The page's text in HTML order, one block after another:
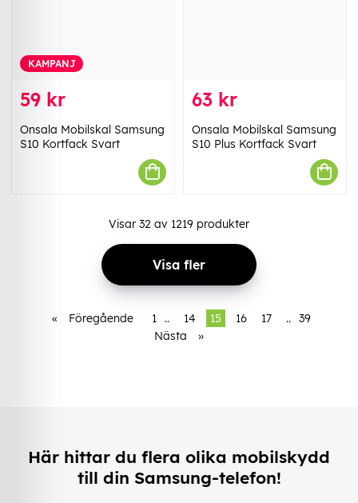
KAMPANJ
59 kr
Onsala Mobilskal Samsung
S10 Kortfack Svart
63 kr
Onsala Mobilskal Samsung
S10 Plus Kortfack Svart
Visar 32 av 1219 produkter
Visa fler
« Föregående 1 .. 14 15 16 17 .. 39
Nästa
»
Här hittar du flera olika mobilskydd
till din Samsung-telefon!